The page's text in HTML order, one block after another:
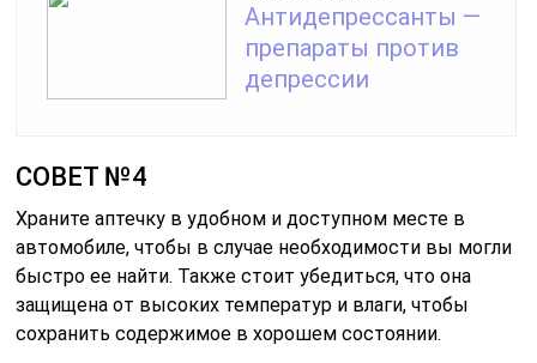
Антидепрессанты —
препараты против
депрессии
СОВЕТ №4
Храните аптечку в удобном и доступном месте в
автомобиле, чтобы в случае необходимости вы могли
быстро ее найти. Также стоит убедиться, что она
защищена от высоких температур и влаги, чтобы
сохранить содержимое в хорошем состоянии.